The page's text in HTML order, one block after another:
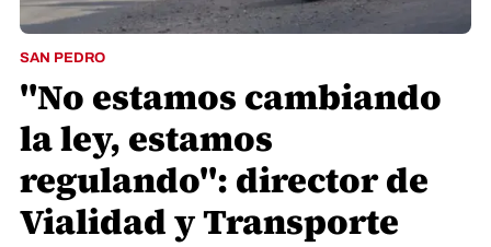
SAN PEDRO
"No estamos cambiando
la ley, estamos
regulando": director de
Vialidad y Transporte